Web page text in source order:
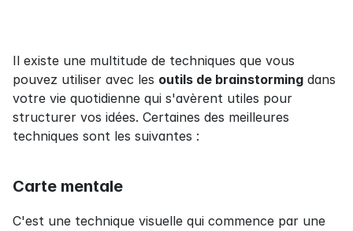
Il existe une multitude de techniques que vous
pouvez utiliser avec les outils de brainstorming dans
votre vie quotidienne qui s'avèrent utiles pour
structurer vos idées. Certaines des meilleures
techniques sont les suivantes :
Carte mentale
C'est une technique visuelle qui commence par une